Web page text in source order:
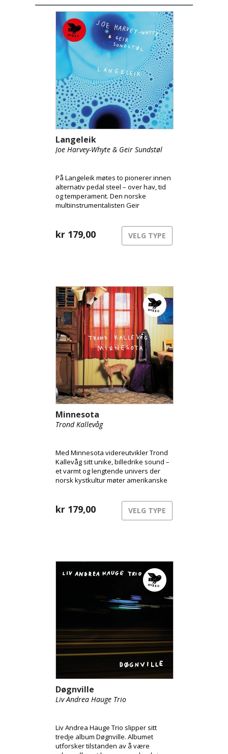
Langeleik
Joe Harvey-Whyte & Geir Sundstøl
På Langeleik møtes to pionerer innen
alternativ pedal steel – over hav, tid
og temperament. Den norske
multiinstrumentalisten Geir
Whyte forener instrumentets
svevende klang med feltopptak,
kr 179,00 VELG TYPE
Minnesota
Trond Kallevåg
Med Minnesota videreutvikler Trond
Kallevåg sitt unike, billedrike sound –
et varmt og lengtende univers der
norsk kystkultur møter amerikanske
utvandringsfortellinger og sjeldne
fotografier fra et kunstneropphold på
kr 179,00 VELG TYPE
Døgnville
Liv Andrea Hauge Trio
Liv Andrea Hauge Trio slipper sitt
tredje album Døgnville. Albumet
utforsker tilstanden av å være